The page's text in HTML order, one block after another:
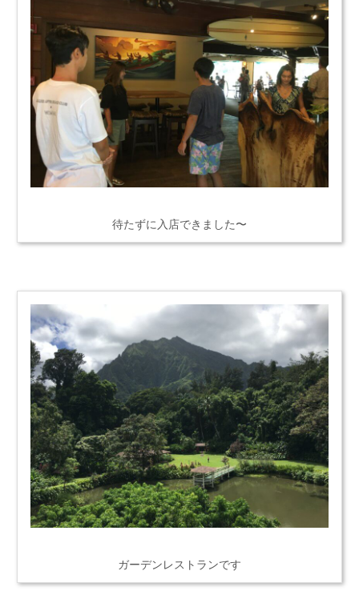
待たずに入店できました〜
ガーデンレストランです